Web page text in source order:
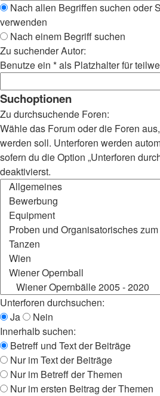
Nach allen Begriffen suchen oder
verwenden
Nach einem Begriff suchen
Zu suchender Autor:
Benutze ein * als Platzhalter für
Suchoptionen
Zu durchsuchende Foren:
Wähle das Forum oder die Foren
werden soll. Unterforen werden
sofern du die Option „Unterforen
deaktivierst.
Unterforen durchsuchen:
Ja
Nein
Innerhalb suchen:
Betreff und Text der Beiträge
Nur im Text der Beiträge
Nur im Betreff der Themen
Nur im ersten Beitrag der Themen